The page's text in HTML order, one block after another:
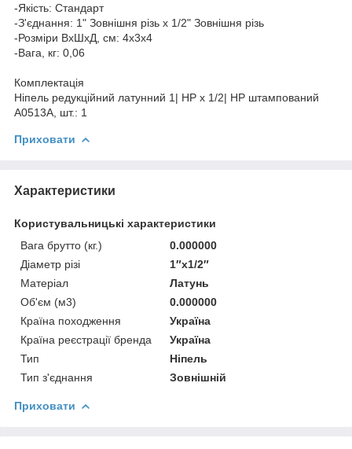
-Якість: Стандарт
-З'єднання: 1" Зовнішня різь х 1/2" Зовнішня різь
-Розміри ВхШхД, см: 4х3х4
-Вага, кг: 0,06
Комплектація
Ніпель редукційний латунний 1| НР х 1/2| НР штампований
А0513А, шт.: 1
Приховати
Характеристики
Користувальницькі характеристики
Вага брутто (кг.)
0.000000
Діаметр різі
1″x1/2″
Матеріал
Латунь
Об'єм (м3)
0.000000
Країна походження
Україна
Країна реєстрації бренда
Україна
Тип
Ніпель
Тип з'єднання
Зовнішній
Приховати